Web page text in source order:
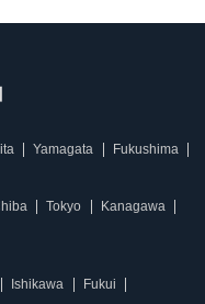
Yamagata Fukushima
Tokyo
Kanagawa
Ishikawa Fukui